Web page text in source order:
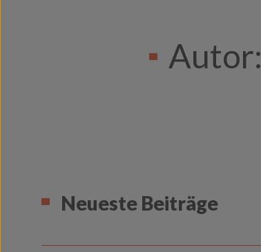
Autor:
Neueste Beiträge